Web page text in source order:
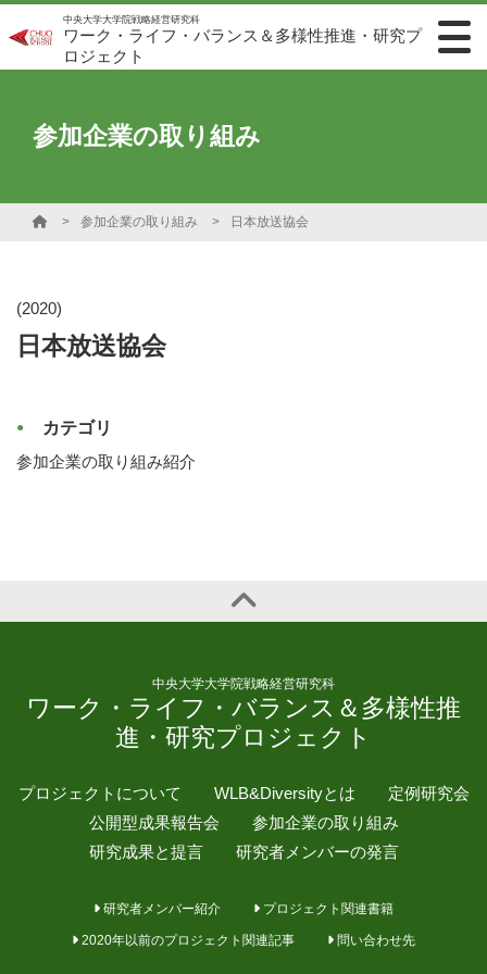
中央大学大学院戦略経営研究科
ワーク・ライフ・バランス＆多様性推進・研究プ
ロジェクト
参加企業の取り組み
参加企業の取り組み 日本放送協会
(2020)
日本放送協会
カテゴリ
参加企業の取り組み紹介
中央大学大学院戦略経営研究科
ワーク・ライフ・バランス＆多様性推
進・研究プロジェクト
プロジェクトについて WLB&Diversityとは
定例研究会
公開型成果報告会
参加企業の取り組み
研究成果と提言
研究者メンバーの発言
研究者メンバー紹介 プロジェクト関連書籍
2020年以前のプロジェクト関連記事 問い合わせ先